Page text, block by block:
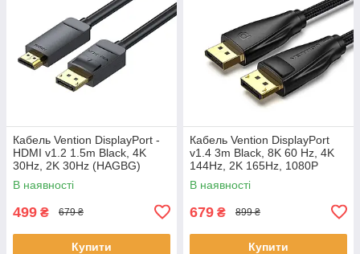
Кабель Vention DisplayPort -
HDMI v1.2 1.5m Black, 4K
30Hz, 2K 30Hz (HAGBG)
В наявності
499 ₴ 679 ₴
Купити
Кабель Vention DisplayPort
v1.4 3m Black, 8K 60 Hz, 4K
144Hz, 2K 165Hz, 1080P
240Hz (HCCBI)
В наявності
679 ₴ 899 ₴
Купити